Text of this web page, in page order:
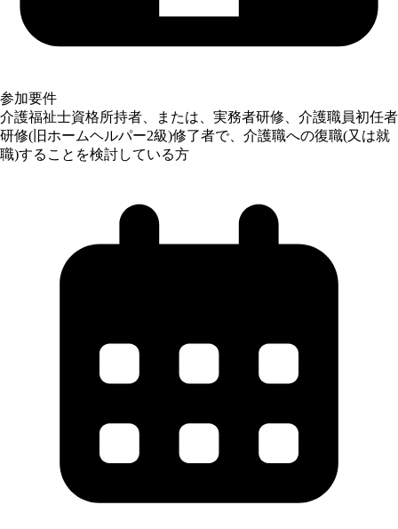
参加要件
介護福祉士資格所持者、または、実務者研修、介護職員初任者
研修(旧ホームヘルパー2級)修了者で、介護職への復職(又は就
職)することを検討している方